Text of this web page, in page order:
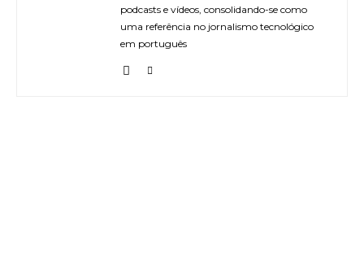
podcasts e vídeos, consolidando-se como
uma referência no jornalismo tecnológico
em português